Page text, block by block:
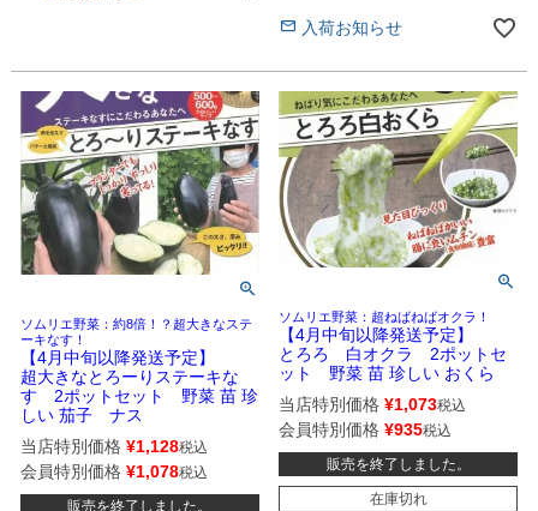
入荷お知らせ
ソムリエ野菜：約8倍！？超大きなステ
ーキなす！
【4月中旬以降発送予定】
超大きなとろーりステーキな
す 2ポットセット 野菜 苗 珍
しい 茄子 ナス
当店特別価格 ¥1,128税込
会員特別価格 ¥1,078税込
販売を終了しました。
ソムリエ野菜：超ねばねばオクラ！
【4月中旬以降発送予定】
とろろ 白オクラ 2ポットセ
ット 野菜 苗 珍しい おくら
当店特別価格 ¥1,073税込
会員特別価格 ¥935税込
販売を終了しました。
在庫切れ